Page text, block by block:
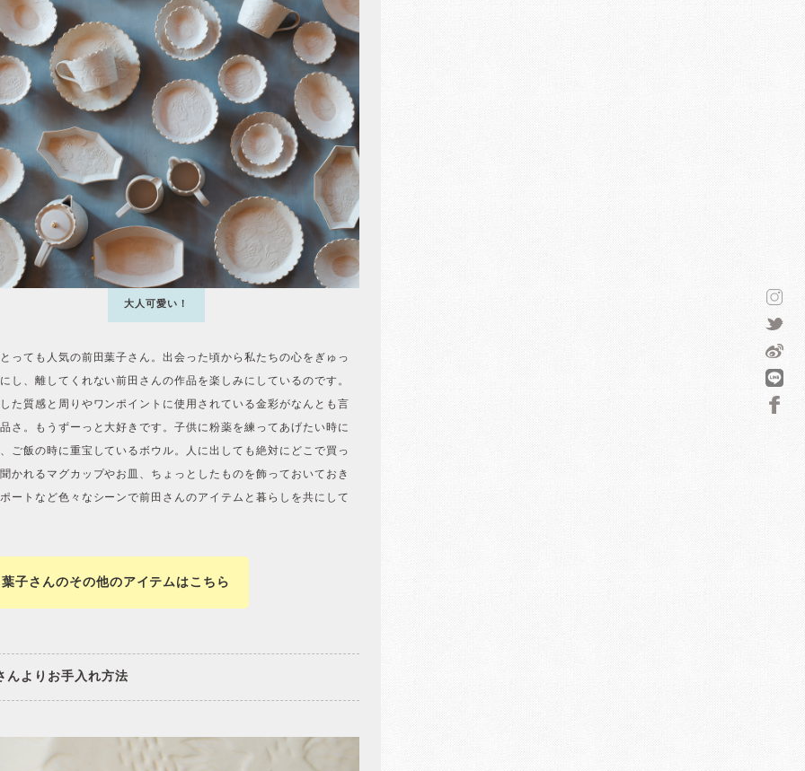
大人可愛い！
っても人気の前田葉子さん。出会った頃から私たちの心をぎゅっ
し、離してくれない前田さんの作品を楽しみにしているのです。
た質感と周りやワンポイントに使用されている金彩がなんとも言
さ。もうずーっと大好きです。子供に粉薬を練ってあげたい時に
ご飯の時に重宝しているボウル。人に出しても絶対にどこで買っ
かれるマグカップやお皿、ちょっとしたものを飾っておいておき
ートなど色々なシーンで前田さんのアイテムと暮らしを共にして
子さんのその他のアイテムはこちら
んよりお手入れ方法